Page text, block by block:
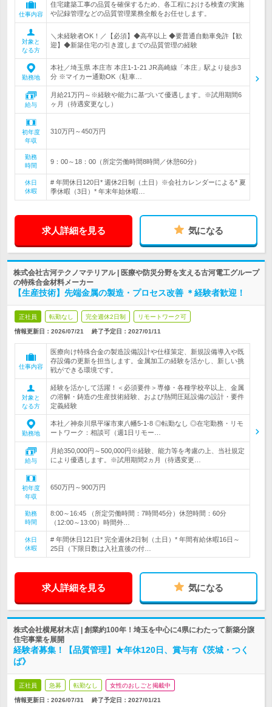
仕事内容
住宅建築工事の品質を確保するため、各工程における検査の実施
や記録管理などの品質管理業務全般をお任せします。
対象と
なる方
＼未経験者OK！／【必須】◆高卒以上 ◆要普通自動車免許【歓
迎】◆新築住宅の引き渡しまでの品質管理の経験
勤務地
本社／埼玉県 本庄市 本庄1-1-21 JR高崎線「本庄」駅より徒歩3
分 ※マイカー通勤OK（駐車…
給与
月給21万円～※経験や能力に基づいて優遇します。※試用期間6
ヶ月（待遇変更なし）
初年度
年収
310万円～450万円
勤務
時間
9：00～18：00（所定労働時間8時間／休憩60分）
休日
休暇
# 年間休日120日* 週休2日制（土日）※会社カレンダーによる* 夏
季休暇（3日）* 年末年始休暇…
求人詳細を見る 気になる
株式会社古河テクノマテリアル | 医療や防災分野を支える古河電工グループ
の特殊合金材料メーカー
【生産技術】先端金属の製造・プロセス改善 ＊経験者歓迎！
正社員 転勤なし 完全週休2日制 リモートワーク可
情報更新日：2026/07/21 終了予定日： 2027/01/11
仕事内容
医療向け特殊合金の製造設備設計や仕様策定、新規設備導入や既
存設備の更新を担当します。金属加工の経験を活かし、新しい挑
戦ができる環境です。
対象と
なる方
経験を活かして活躍！＜必須要件＞専修・各種学校卒以上、金属
の溶解・鋳造の生産技術経験、および熱間圧延設備の設計・要件
定義経験
勤務地
本社／神奈川県平塚市東八幡5-1-8 ◎転勤なし ◎在宅勤務・リモ
ートワーク：相談可（週1日リモー…
給与
月給350,000円～500,000円※経験、能力等を考慮の上、当社規定
により優遇します。※試用期間2ヵ月（待遇変更…
初年度
年収
650万円～900万円
勤務
時間
8:00～16:45 （所定労働時間：7時間45分）休憩時間：60分
（12:00～13:00）時間外…
休日
休暇
# 年間休日121日* 完全週休2日制（土日）* 年間有給休暇16日～
25日（下限日数は入社直後の付…
求人詳細を見る 気になる
株式会社横尾材木店 | 創業約100年！埼玉を中心に4県にわたって新築分譲
住宅事業を展開
経験者募集！【品質管理】★年休120日、賞与有《茨城・つく
ば》
正社員 急募 転勤なし 女性のおしごと掲載中
情報更新日：2026/07/31 終了予定日： 2027/01/21